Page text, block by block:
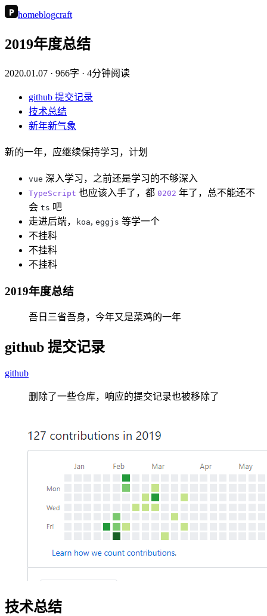
P homeblogcraft
2019年度总结
2020.01.07 · 966字 · 4分钟阅读
github 提交记录
技术总结
新年新气象
新的一年，应继续保持学习，计划
vue 深入学习，之前还是学习的不够深入
TypeScript 也应该入手了，都 0202 年了，总不能还不
会 ts 吧
走进后端，
koa, eggjs 等学一个
不挂科
不挂科
不挂科
2019年度总结
吾日三省吾身，今年又是菜鸡的一年
github 提交记录
github
删除了一些仓库，响应的提交记录也被移除了
技术总结